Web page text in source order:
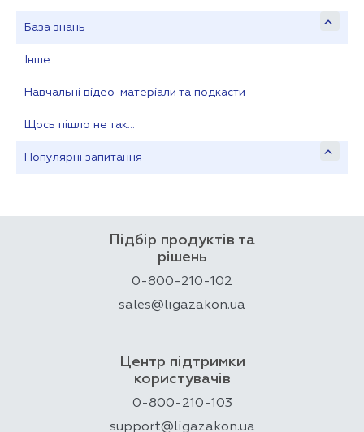
База знань
Інше
Навчальні відео-матеріали та подкасти
Щось пішло не так…
Популярні запитання
Підбір продуктів та
рішень
0-800-210-102
sales@ligazakon.ua
Центр підтримки
користувачів
0-800-210-103
support@ligazakon.ua